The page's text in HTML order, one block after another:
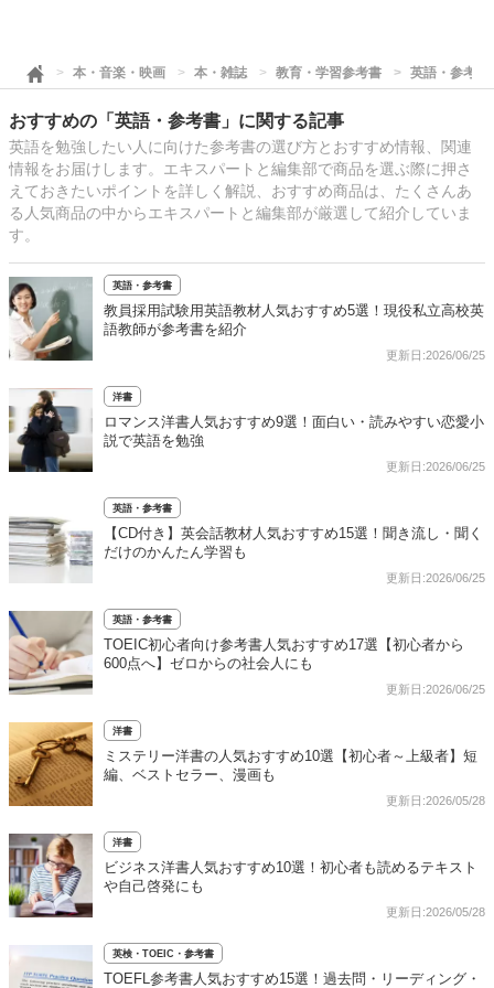
本・音楽・映画 本・雑誌 教育・学習参考書 英語・参考書
おすすめの「英語・参考書」に関する記事
英語を勉強したい人に向けた参考書の選び方とおすすめ情報、関連
情報をお届けします。エキスパートと編集部で商品を選ぶ際に押さ
えておきたいポイントを詳しく解説、おすすめ商品は、たくさんあ
る人気商品の中からエキスパートと編集部が厳選して紹介していま
す。
英語・参考書
教員採用試験用英語教材人気おすすめ5選！現役私立高校英
語教師が参考書を紹介
更新日:2026/06/25
洋書
ロマンス洋書人気おすすめ9選！面白い・読みやすい恋愛小
説で英語を勉強
更新日:2026/06/25
英語・参考書
【CD付き】英会話教材人気おすすめ15選！聞き流し・聞く
だけのかんたん学習も
更新日:2026/06/25
英語・参考書
TOEIC初心者向け参考書人気おすすめ17選【初心者から
600点へ】ゼロからの社会人にも
更新日:2026/06/25
洋書
ミステリー洋書の人気おすすめ10選【初心者～上級者】短
編、ベストセラー、漫画も
更新日:2026/05/28
洋書
ビジネス洋書人気おすすめ10選！初心者も読めるテキスト
や自己啓発にも
更新日:2026/05/28
英検・TOEIC・参考書
TOEFL参考書人気おすすめ15選！過去問・リーディング・